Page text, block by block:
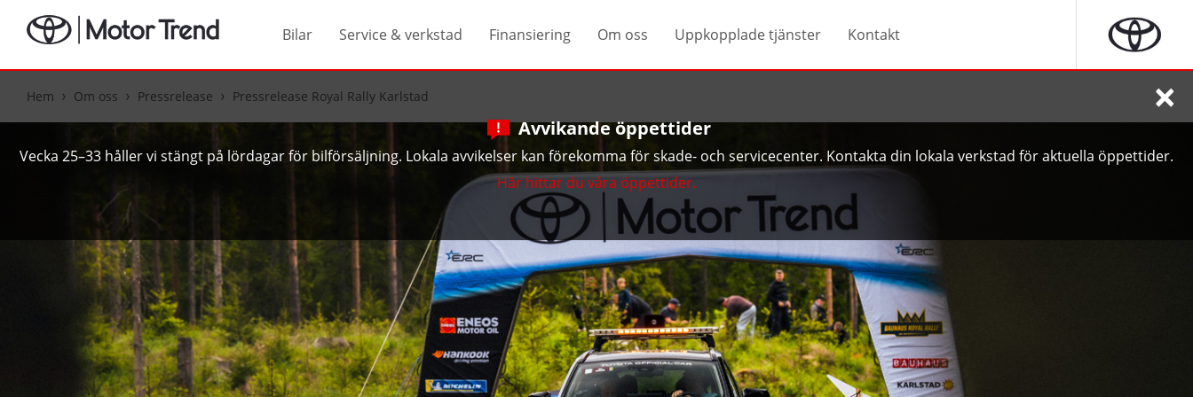
Bilar Service & verkstad Finansiering Om oss Uppkopplade tjänster Kontakt
Hem Om oss Pressrelease Pressrelease Royal Rally Karlstad
Avvikande öppettider
Vecka 25–33 håller vi stängt på lördagar för bilförsäljning. Lokala avvikelser kan förekomma för skade- och servicecenter. Kontakta din lokala verkstad för aktuella öppettider.
Här hittar du våra öppettider.
×